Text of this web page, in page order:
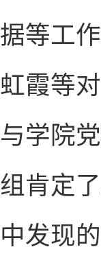
据等工
虹霞等
与学院
组肯定
中发现